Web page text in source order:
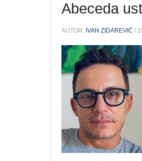
Abeceda
AUTOR: IVAN ZIDAREVIĆ /